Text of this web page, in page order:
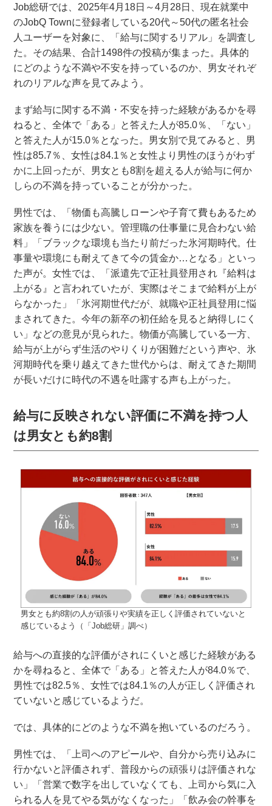
Job総研では、2025年4月18日～4月28日、現在就業中
のJobQ Townに登録者している20代～50代の匿名社会
人ユーザーを対象に、「給与に関するリアル」を調査し
た。その結果、合計1498件の投稿が集まった。具体的
にどのような不満や不安を持っているのか、男女それぞ
れのリアルな声を見てみよう。
まず給与に関する不満・不安を持った経験があるかを尋
ねると、全体で「ある」と答えた人が85.0％、「ない」
と答えた人が15.0％となった。男女別で見てみると、男
性は85.7％、女性は84.1％と女性より男性のほうがわず
かに上回ったが、男女とも8割を超える人が給与に何か
しらの不満を持っていることが分かった。
男性では、「物価も高騰しローンや子育て費もあるため
家族を養うには少ない。管理職の仕事量に見合わない給
料」「ブラックな環境も当たり前だった氷河期時代。仕
事量や環境にも耐えてきて今の賃金か…となる」といっ
た声が。女性では、「派遣先で正社員登用され『給料は
上がる』と言われていたが、実際はそこまで給料が上が
らなかった」「氷河期世代だが、就職や正社員登用に悩
まされてきた。今年の新卒の初任給を見ると納得しにく
い」などの意見が見られた。物価が高騰している一方、
給与が上がらず生活のやりくりが困難だという声や、氷
河期時代を乗り越えてきた世代からは、耐えてきた期間
が長いだけに時代の不遇を吐露する声も上がった。
給与に反映されない評価に不満を持つ人
は男女とも約8割
男女とも約8割の人が頑張りや実績を正しく評価されていないと
感じているよう（「Job総研」調べ）
給与への直接的な評価がされにくいと感じた経験がある
かを尋ねると、全体で「ある」と答えた人が84.0％で、
男性では82.5％、女性では84.1％の人が正しく評価され
ていないと感じているようだ。
では、具体的にどのような不満を抱いているのだろう。
男性では、「上司へのアピールや、自分から売り込みに
行かないと評価されず、普段からの頑張りは評価されな
い」「営業で数字を出していなくても、上司から気に入
られる人を見てやる気がなくなった」「飲み会の幹事を